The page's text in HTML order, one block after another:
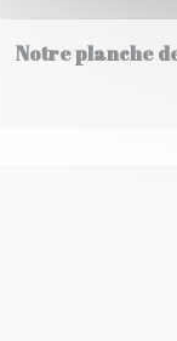
Notre planche